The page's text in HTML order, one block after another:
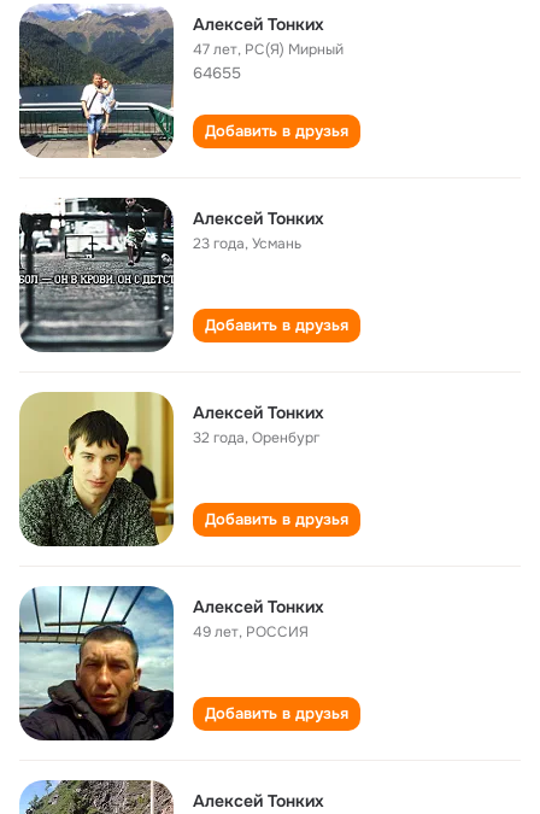
Алексей Тонких
47 лет, РС(Я) Мирный
64655
Добавить в друзья
Алексей Тонких
23 года,Усмань
Добавить в друзья
Алексей Тонких
32 года,Оренбург
Добавить в друзья
Алексей Тонких
49 лет, РОССИЯ
Добавить в друзья
Алексей Тонких